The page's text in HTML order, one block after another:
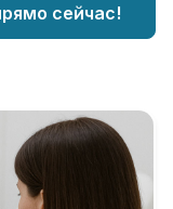
сейчас!